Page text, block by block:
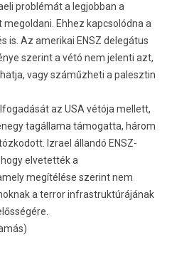
problémát a legjobban a
Ehhez kapcsolódna a
is. Az amerikai ENSZ delegátus
szerint a vétó nem jelenti azt,
vagy száműzheti a palesztin
az USA vétója mellett,
tagállama támogatta, három
Izrael állandó ENSZ-
elvetették a
megítélése szerint nem
a terror infrastruktúrájának